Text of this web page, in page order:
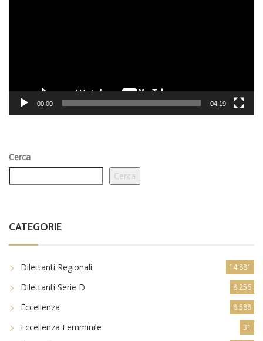
00:00 04:19
Cerca
Cerca
CATEGORIE
Dilettanti Regionali 14.881
Dilettanti Serie D 8.256
Eccellenza 8.588
Eccellenza Femminile 31